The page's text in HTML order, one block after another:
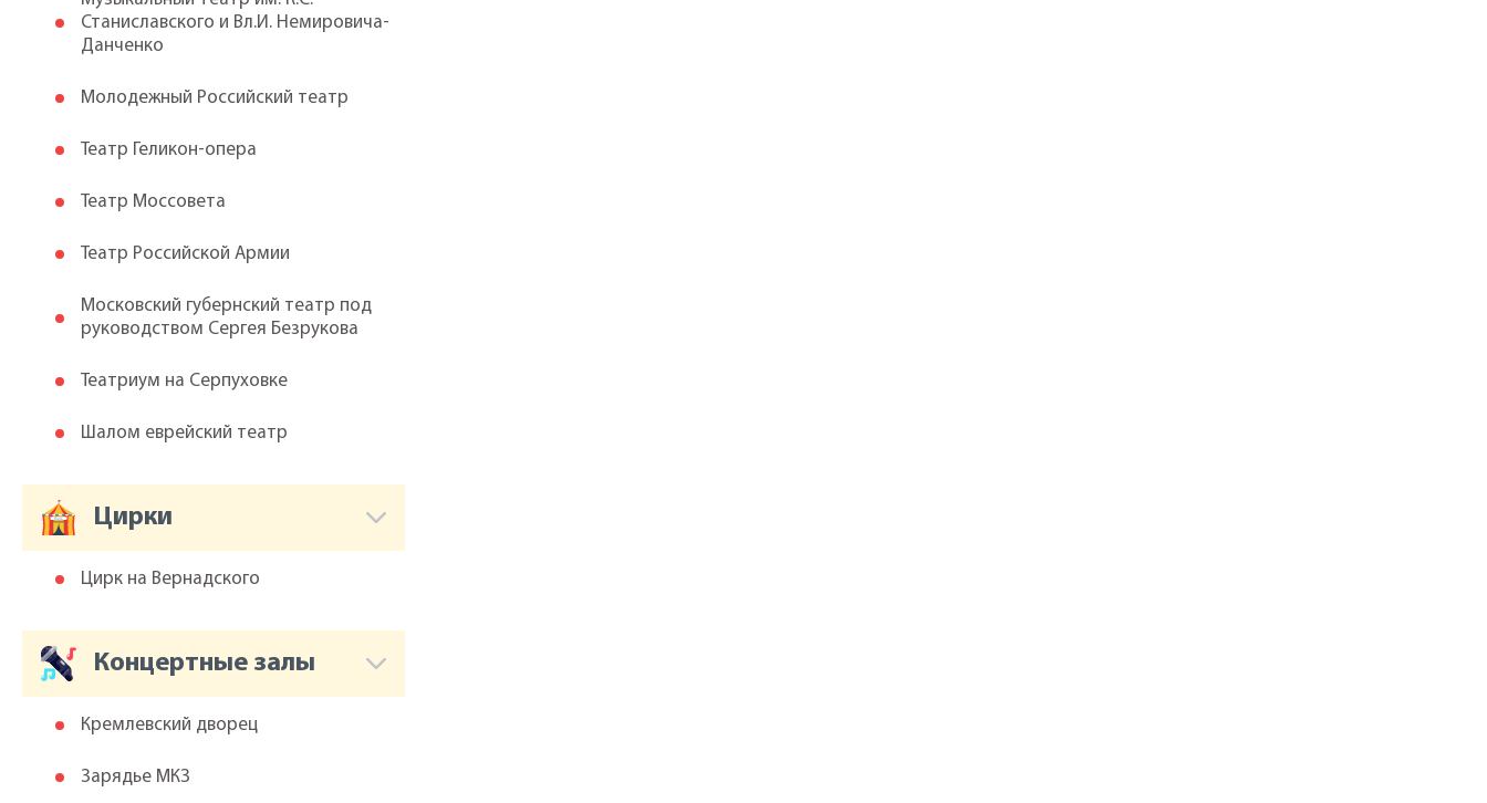
Станиславского и Вл.И. Немировича-
Данченко
Молодежный Российский театр
Театр Геликон-опера
Театр Моссовета
Театр Российской Армии
Московский губернский театр под
руководством Сергея Безрукова
Театриум на Серпуховке
Шалом еврейский театр
Цирки
Цирк на Вернадского
Концертные залы
Кремлевский дворец
Зарядье МКЗ